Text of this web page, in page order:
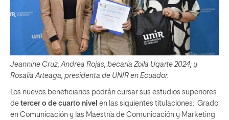
Jeannine Cruz; Andrea Rojas, becaria Zoila Ugarte 2024; y
Rosalía Arteaga, presidenta de UNIR en Ecuador.
Los nuevos beneficiarios podrán cursar sus estudios superiores
de tercer o de cuarto nivel en las siguientes titulaciones: Grado
en Comunicación y las Maestría de Comunicación y Marketing